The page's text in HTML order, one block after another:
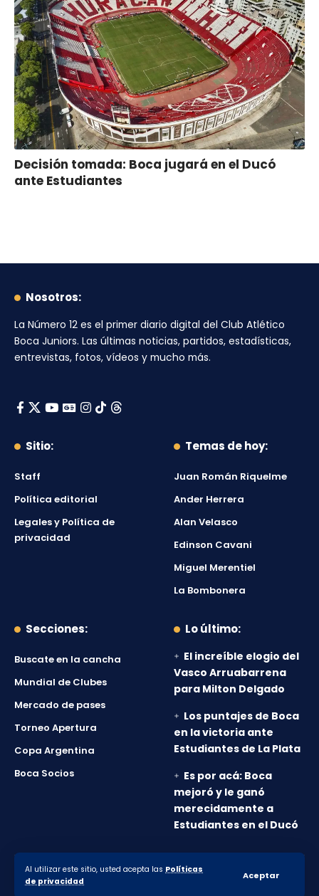
Al utilizar este sitio, usted acepta las Políticas
de privacidad
Aceptar
Decisión tomada: Boca jugará en el Ducó
ante Estudiantes
Nosotros:
La Número 12 es el primer diario digital del Club Atlético
Boca Juniors. Las últimas noticias, partidos, estadísticas,
entrevistas, fotos, vídeos y mucho más.
Sitio:
Staff
Política editorial
Legales y Política de
privacidad
Temas de hoy:
Juan Román Riquelme
Ander Herrera
Alan Velasco
Edinson Cavani
Miguel Merentiel
La Bombonera
Secciones:
Buscate en la cancha
Mundial de Clubes
Mercado de pases
Torneo Apertura
Copa Argentina
Boca Socios
Lo último:
El increíble elogio del
Vasco Arruabarrena
para Milton Delgado
Los puntajes de Boca
en la victoria ante
Estudiantes de La Plata
Es por acá: Boca
mejoró y le ganó
merecidamente a
Estudiantes en el Ducó
© 2010-2026 Lanumero12.com.ar - Todos los derechos